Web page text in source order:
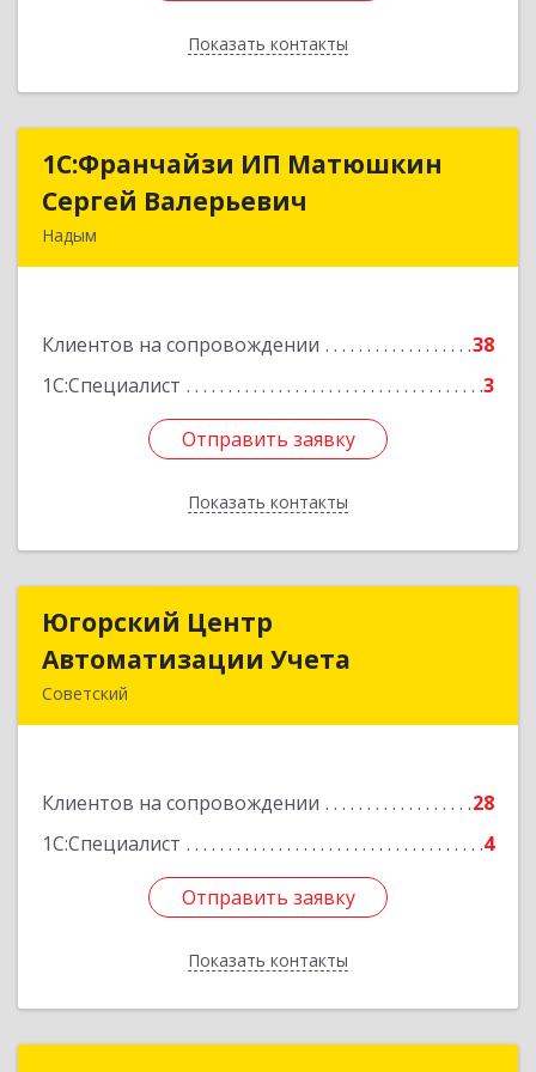
Показать контакты
Назад
1С:Франчайзи ИП Матюшкин
Сергей Валерьевич
Надым
Клиентов на сопровождении
38
1С:Специалист
3
Отправить заявку
Показать контакты
1С:Франчайзи ИП Матюшкин
Сергей Валерьевич
Подробнее
Отправить заявку
Назад
Югорский Центр
Автоматизации Учета
Советский
Клиентов на сопровождении
28
1С:Специалист
4
Отправить заявку
Показать контакты
Югорский Центр
Автоматизации Учета
Подробнее
Отправить заявку
Назад